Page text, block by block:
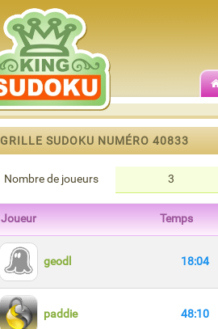
GRILLE SUDOKU NUMÉRO 40833
Nombre de joueurs 3
Joueur Temps
geodl 18:04
paddie 48:10